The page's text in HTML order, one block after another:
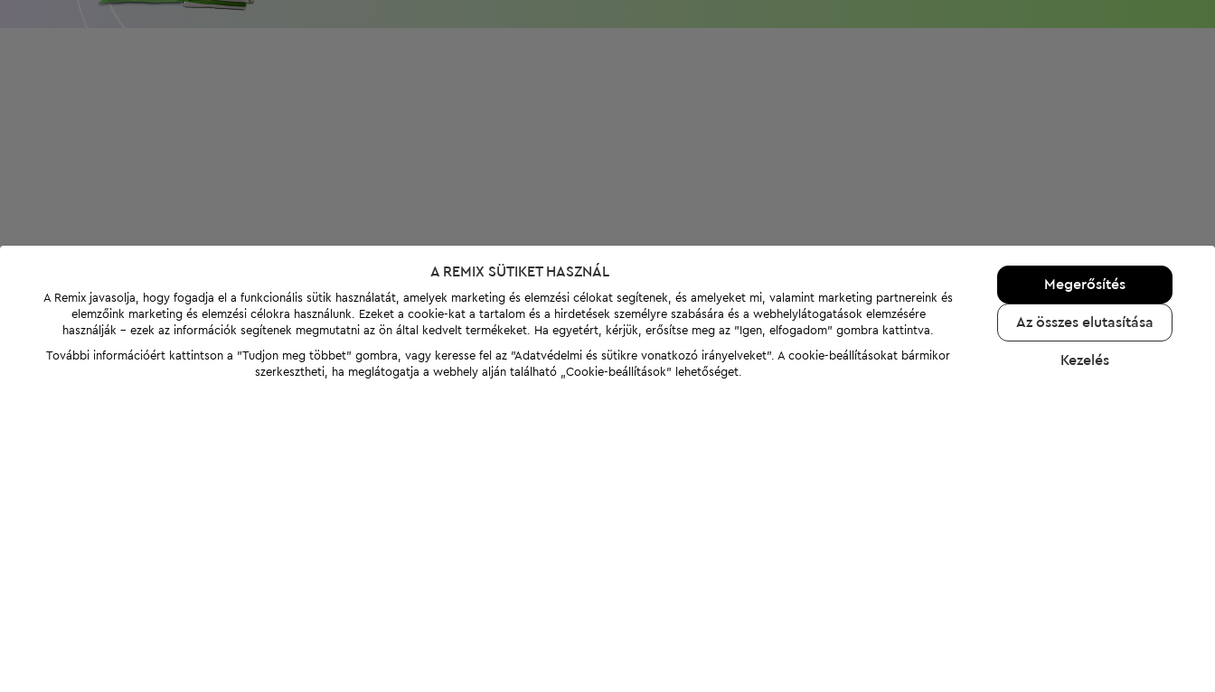
A REMIX SÜTIKET HASZNÁL
A Remix javasolja, hogy fogadja el a funkcionális sütik használatát, amelyek marketing és elemzési célokat segítenek, és amelyeket mi, valamint marketing partnereink és
elemzőink marketing és elemzési célokra használunk. Ezeket a cookie-kat a tartalom és a hirdetések személyre szabására és a webhelylátogatások elemzésére
használják - ezek az információk segítenek megmutatni az ön által kedvelt termékeket. Ha egyetért, kérjük, erősítse meg az "Igen, elfogadom" gombra kattintva.
További információért kattintson a "Tudjon meg többet" gombra, vagy keresse fel az "Adatvédelmi és sütikre vonatkozó irányelveket". A cookie-beállításokat bármikor
szerkesztheti, ha meglátogatja a webhely alján található „Cookie-beállítások” lehetőséget.
Megerősítés
Az összes elutasítása
Kezelés